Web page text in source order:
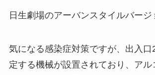
日生劇場のアーバンスタイルバージ
気になる感染症対策ですが、出入口
定する機械が設置されており、アル